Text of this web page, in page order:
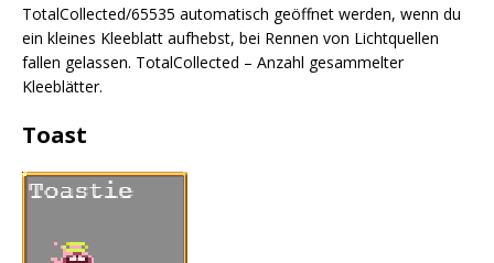
TotalCollected/65535 automatisch geöffnet werden, wenn du
ein kleines Kleeblatt aufhebst, bei Rennen von Lichtquellen
fallen gelassen. TotalCollected – Anzahl gesammelter
Kleeblätter.
Toast